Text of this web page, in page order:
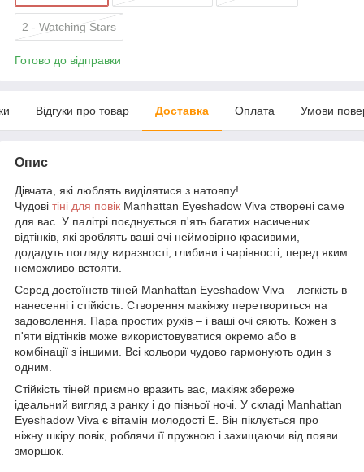
2 - Watching Stars
Готово до відправки
Відгуки про товар Доставка Оплата Умови
Опис
Дівчата, які люблять виділятися з натовпу!
Чудові тіні для повік Manhattan Eyeshadow Viva створені саме
для вас. У палітрі поєднується п'ять багатих насичених
відтінків, які зроблять ваші очі неймовірно красивими,
додадуть погляду виразності, глибини і чарівності, перед яким
неможливо встояти.
Серед достоїнств тіней Manhattan Eyeshadow Viva – легкість в
нанесенні і стійкість. Створення макіяжу перетвориться на
задоволення. Пара простих рухів – і ваші очі сяють. Кожен з
п'яти відтінків може використовуватися окремо або в
комбінації з іншими. Всі кольори чудово гармонують один з
одним.
Стійкість тіней приємно вразить вас, макіяж збереже
ідеальний вигляд з ранку і до пізньої ночі. У складі Manhattan
Eyeshadow Viva є вітамін молодості Е. Він піклується про
ніжну шкіру повік, роблячи її пружною і захищаючи від появи
зморшок.